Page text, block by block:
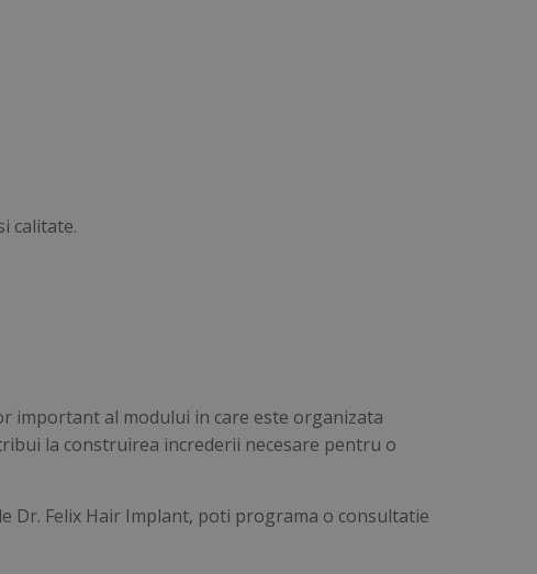
calitate.
important al modului in care este organizata
la construirea increderii necesare pentru o
Dr. Felix Hair Implant, poti programa o consultatie